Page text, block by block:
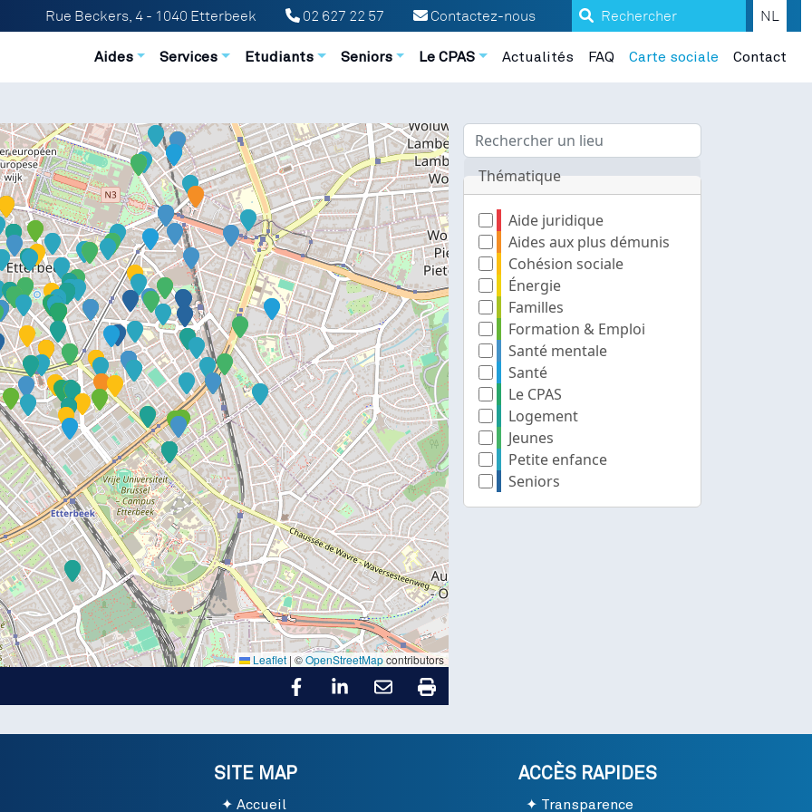
Search NL
Contactez-nous
02 627 22 57
Rue Beckers, 4 - 1040 Etterbeek
Navigation principale
Aides Services Etudiants Seniors Le CPAS Actualités FAQ Carte sociale Contact
Leaflet | ©OpenStreetMapcontributors
Thématique
Aide juridique
Aides aux plus démunis
Cohésion sociale
Énergie
Familles
Formation & Emploi
Santé mentale
Santé
Le CPAS
Logement
Jeunes
Petite enfance
Seniors
SITE MAP
Accueil
ACCÈS RAPIDES
Transparence